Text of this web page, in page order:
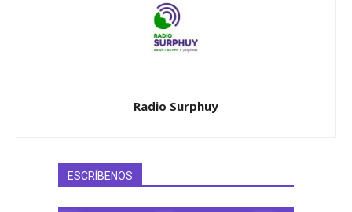
Radio Surphuy
ESCRÍBENOS